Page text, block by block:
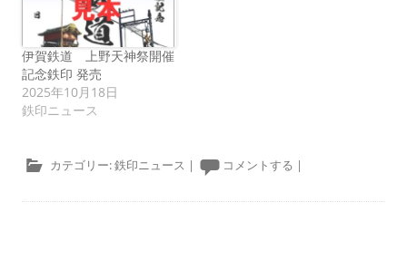
伊賀鉄道 上野天神祭開催
記念鉄印 発売
2025年10月18日
鉄印ニュース
カテゴリー:鉄印ニュース | コメントする |